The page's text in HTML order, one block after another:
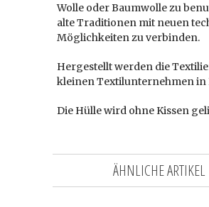
Wolle oder Baumwolle zu
alte Traditionen mit neuen
Möglichkeiten zu verbinden.
Hergestellt werden die
kleinen Textilunternehmen in
Die Hülle wird ohne Kissen
ÄHNLICHE ARTIKEL